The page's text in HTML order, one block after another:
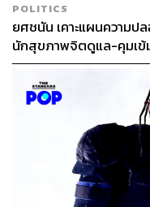
POLITICS
ยศชนัน เคาะแผนความป
นักสุขภาพจิตดูแล-คุมเ